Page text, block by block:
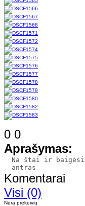
0 0
Aprašymas:
Komentarai
Visi (0)
Nėra prekeivių